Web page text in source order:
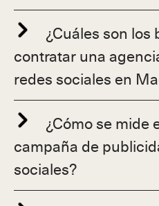
¿Cuáles son
contratar una
redes sociales en
¿Cómo se mide
campaña de
sociales?